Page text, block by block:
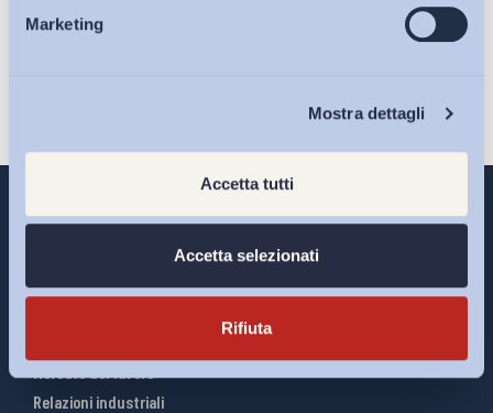
Marketing
Mostra dettagli
Accetta tutti
Accetta selezionati
Rifiuta
EventiIscriviti
Interventi ADAPT
Relazioni industriali